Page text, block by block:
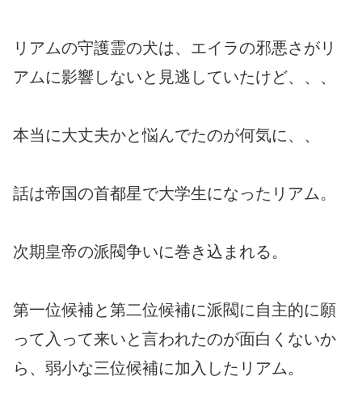
リアムの守護霊の犬は、エイラの邪悪さがリ
アムに影響しないと見逃していたけど、、、
本当に大丈夫かと悩んでたのが何気に、、
話は帝国の首都星で大学生になったリアム。
次期皇帝の派閥争いに巻き込まれる。
第一位候補と第二位候補に派閥に自主的に願
って入って来いと言われたのが面白くないか
ら、弱小な三位候補に加入したリアム。